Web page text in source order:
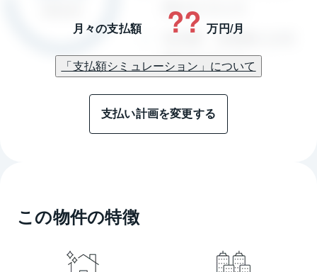
月々の支払額 ?? 万円/月
「支払額シミュレーション」について
支払い計画を変更する
この物件の特徴